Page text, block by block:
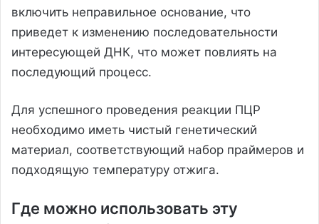
включить неправильное основание, что
приведет к изменению последовательности
интересующей ДНК, что может повлиять на
последующий процесс.
Для успешного проведения реакции ПЦР
необходимо иметь чистый генетический
материал, соответствующий набор праймеров и
подходящую температуру отжига.
Где можно использовать эту